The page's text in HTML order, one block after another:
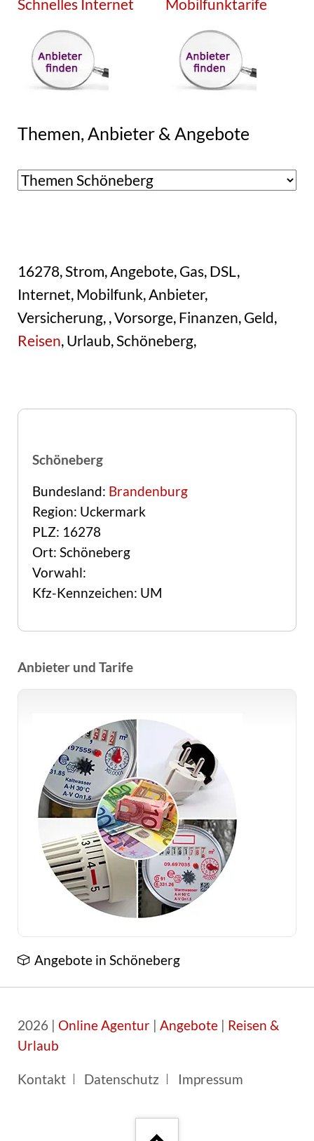
Schnelles Internet Mobilfunktarife
Themen, Anbieter & Angebote
16278, Strom, Angebote, Gas, DSL,
Internet, Mobilfunk, Anbieter,
Versicherung, , Vorsorge, Finanzen, Geld,
Reisen, Urlaub, Schöneberg,
Schöneberg
Bundesland: Brandenburg
Region: Uckermark
PLZ: 16278
Ort: Schöneberg
Vorwahl:
Kfz-Kennzeichen: UM
Anbieter und Tarife
Angebote in Schöneberg
2026 | Online Agentur| Angebote| Reisen &
Urlaub
Navigation
Kontakt Datenschutz Impressum